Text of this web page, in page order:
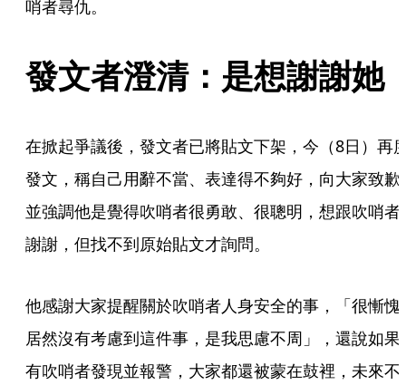
哨者尋仇。
發文者澄清：是想謝謝她
在掀起爭議後，發文者已將貼文下架，今（8日）再
發文，稱自己用辭不當、表達得不夠好，向大家致歉
並強調他是覺得吹哨者很勇敢、很聰明，想跟吹哨者
謝謝，但找不到原始貼文才詢問。
他感謝大家提醒關於吹哨者人身安全的事，「很慚愧
居然沒有考慮到這件事，是我思慮不周」，還說如果
有吹哨者發現並報警，大家都還被蒙在鼓裡，未來不